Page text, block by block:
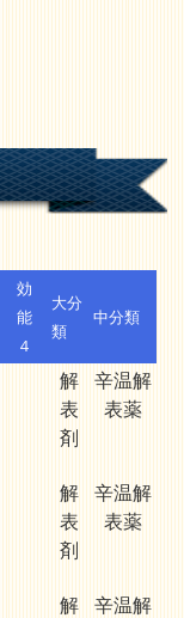
効
能
４
大分
類
中分類
解
表
剤
辛温解
表薬
解
表
剤
辛温解
表薬
解 辛温解